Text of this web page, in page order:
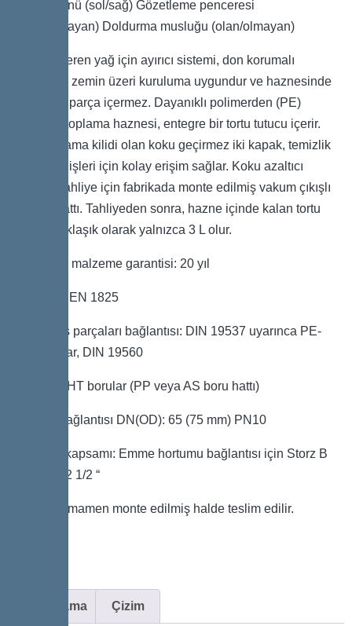
Bakım yönü (sol/sağ) Gözetleme penceresi
(olan/olmayan) Doldurma musluğu (olan/olmayan)
Atık su içeren yağ için ayırıcı sistemi, don korumalı
alanlarda zemin üzeri kuruluma uygundur ve haznesinde
hiç metal parça içermez. Dayanıklı polimerden (PE)
yapılmış toplama haznesi, entegre bir tortu tutucu içerir.
Hızlı kapama kilidi olan koku geçirmez iki kapak, temizlik
ve bakım işleri için kolay erişim sağlar. Koku azaltıcı
manuel tahliye için fabrikada monte edilmiş vakum çıkışlı
basınç hattı. Tahliyeden sonra, hazne içinde kalan tortu
hacmi yaklaşık olarak yalnızca 3 L olur.
Polietilen malzeme garantisi: 20 yıl
Standart: EN 1825
Giriş/çıkış parçaları bağlantısı: DIN 19537 uyarınca PE-
HD borular, DIN 19560
uyarınca HT borular (PP veya AS boru hattı)
Tahliye bağlantısı DN(OD): 65 (75 mm) PN10
Teslimat kapsamı: Emme hortumu bağlantısı için Storz B
kaplin R 2 1/2 “
Sistem tamamen monte edilmiş halde teslim edilir.
Açıklama Çizim